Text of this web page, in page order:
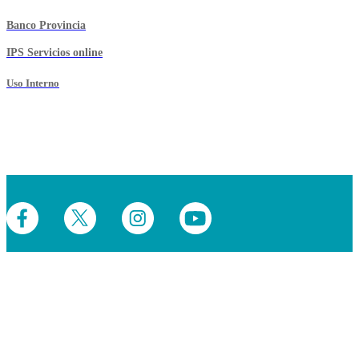
Banco Provincia
IPS Servicios online
Uso Interno